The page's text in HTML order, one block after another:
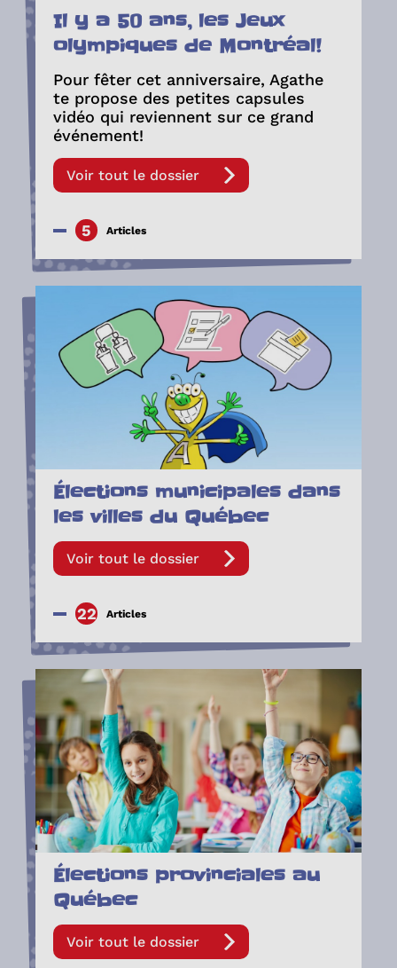
Il y a 50 ans, les Jeux
olympiques de Montréal!
Pour fêter cet anniversaire, Agathe
te propose des petites capsules
vidéo qui reviennent sur ce grand
événement!
Voir tout le dossier
5 Articles
Élections municipales dans
les villes du Québec
Voir tout le dossier
22 Articles
Élections provinciales au
Québec
Voir tout le dossier